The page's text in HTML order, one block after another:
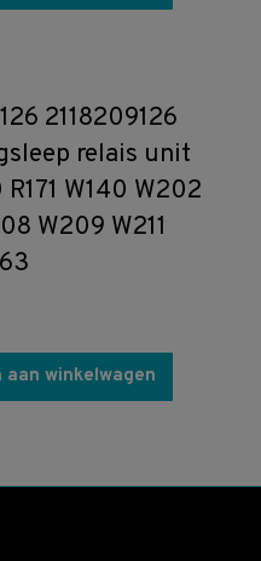
2118209126
relais unit
R171 W140 W202
W209 W211
aan winkelwagen